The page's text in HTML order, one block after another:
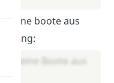
kleine boote aus
kleine Boote aus